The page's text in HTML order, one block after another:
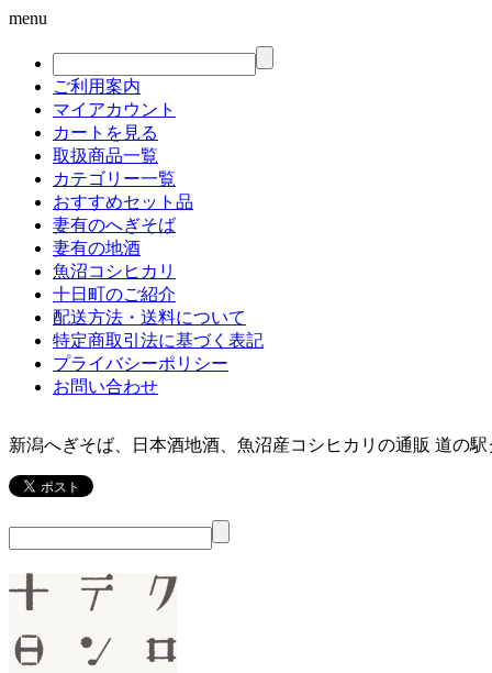
menu
ご利用案内
マイアカウント
カートを見る
取扱商品一覧
カテゴリー一覧
おすすめセット品
妻有のへぎそば
妻有の地酒
魚沼コシヒカリ
十日町のご紹介
配送方法・送料について
特定商取引法に基づく表記
プライバシーポリシー
お問い合わせ
新潟へぎそば、日本酒地酒、魚沼産コシヒカリの通販 道の